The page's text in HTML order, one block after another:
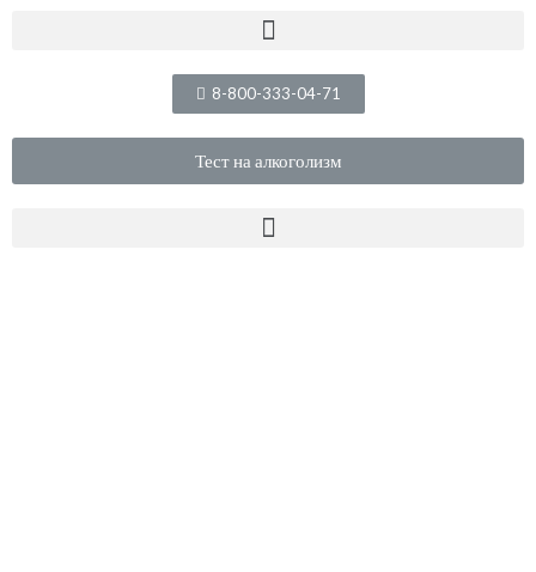
8-800-333-04-71
Тест на алкоголизм